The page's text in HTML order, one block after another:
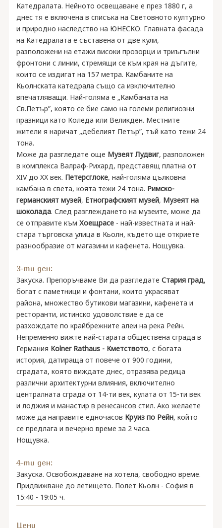
Катедралата. Нейното освещаване е през 1880 г, а
днес тя е включена в списъка на Световното културно
и природно наследство на ЮНЕСКО. Главната фасада
на Катедралата е съставена от две кули,
разположени на етажи високи прозорци и триъгълни
фронтони с линии, стремящи се към края на дъгите,
които се издигат на 157 метра. Камбаните на
Кьолнската катедрала също са изключително
впечатляващи. Най-голяма е „Камбаната на
Св.Петър”, която се бие само на големи религиозни
празници като Коледа или Великден. Местните
жители я наричат „дебелият Петър”, тъй като тежи 24
тона.
Може да разгледате още Музеят Лудвиг, разположен
в комплекса Валраф-Рихард, представящ платна от
XIV до XX век. Петерсглоке, най-голяма цълковна
камбана в света, коята тежи 24 тона. Римско-
германският музей, Етнографският музей, Музеят на
шоколада. След разглеждането на музеите, може да
се отправите към Хоещрасе- най-известната и най-
стара търговска улица в Кьолн, където ще откриете
разнообразие от магазини и кафенета. Нощувка.
3-ти ден:
Закуска. Препоръчваме Ви да разгледате Стария град,
богат с паметници и фонтани, които украсяват
района, множество бутикови магазини, кафенета и
ресторанти, истинско удоволствие е да се
разхождате по крайбрежните алеи на река Рейн.
Непременно вижте най-старата обществена сграда в
Германия Kolner Rathaus - Кметството, с богата
история, датираща от повече от 900 години,
сградата, която виждате днес, отразява редица
различни архитектурни влияния, включително
централната сграда от 14-ти век, кулата от 15-ти век
и лоджия и манастир в ренесансов стил. Ако желаете
може да направите едночасов Круиз по Рейн, който
се предлага и вечерно време за 2 часа.
Нощувка.
4-ти ден:
Закуска. Освобождаване на хотела, свободно време.
Придвижване до летището. Полет Кьолн - София в
15:40 - 19:05 ч.
Цени